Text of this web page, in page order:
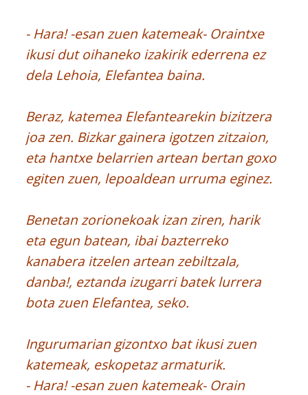
- Hara! -esan zuen katemeak- Oraintxe
ikusi dut oihaneko izakirik ederrena ez
dela Lehoia, Elefantea baina.
Beraz, katemea Elefantearekin bizitzera
joa zen. Bizkar gainera igotzen zitzaion,
eta hantxe belarrien artean bertan goxo
egiten zuen, lepoaldean urruma eginez.
Benetan zorionekoak izan ziren, harik
eta egun batean, ibai bazterreko
kanabera itzelen artean zebiltzala,
danba!, eztanda izugarri batek lurrera
bota zuen Elefantea, seko.
Ingurumarian gizontxo bat ikusi zuen
katemeak, eskopetaz armaturik.
- Hara! -esan zuen katemeak- Orain